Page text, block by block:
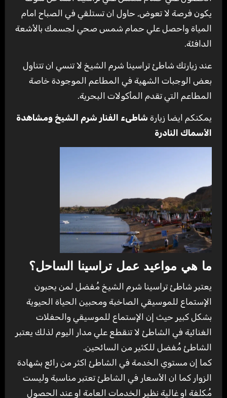
يكون فرصة لا تعوض, حاول ان تستلقي في الصباح امام
المياة واحصل علي حمام شمس صحي لجسمك بالأشعة
الدافئة.
عند زيارتك شاطئ تراسينا شرم الشيخ لا تنسي ان تتناول
بعض الوجبات الشهية في المطاعم الموجودة خاصة
المطاعم التي تقدم المأكولات البحرية.
يمكنكم ايضا زيارة شاطىء الفنار شرم الشيخ ومشاهدة
الأسماك النادرة
ما هي مواعيد عمل تراسينا الساحل؟
يعتبر شاطئ تراسينا شرم الشيخ مُفضل لمن يحبون
الإستماع للموسيقي الصاخبة ومحبين الحياة الحيوية
بشكل كبير حيث إن الإستماع للموسيقي والحفلات
الغنائية في الشاطئ لا تنقطع علي مدار اليوم لذلك يعتبر
الشاطئ مُفضل للكثير من السائحين.
كما إن مستوي الخدمة في الشاطئ اكثر من رائع بشهادة
الزوار كما ان الأسعار في الشاطئ تعتبر مناسبة وليست
مُكلفة او غالية نظير الخدمات العامة او عند الحصول